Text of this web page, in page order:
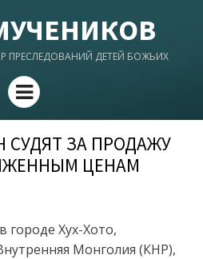
ДЕТЕЙ БОЖЬИХ
Menu
СУДЯТ ЗА ПРОДАЖУ
ЦЕНАМ
городе Хух-Хото,
Монголия (КНР),